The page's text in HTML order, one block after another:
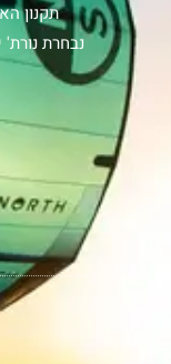
תקנון
נבחרת